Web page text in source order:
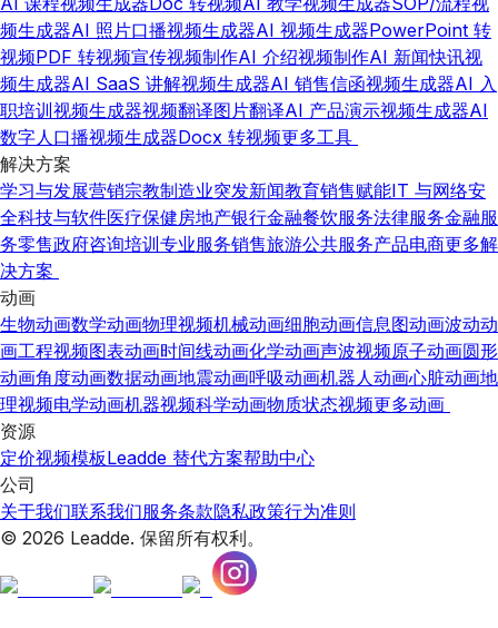
频生成器AI 照片口播视频生成器AI 视频生成器PowerPoint 转
视频PDF 转视频宣传视频制作AI 介绍视频制作AI 新闻快讯视
频生成器AI SaaS 讲解视频生成器AI 销售信函视频生成器AI 入
职培训视频生成器视频翻译图片翻译AI 产品演示视频生成器AI
数字人口播视频生成器Docx 转视频更多工具
解决方案
学习与发展营销宗教制造业突发新闻教育销售赋能IT 与网络安
全科技与软件医疗保健房地产银行金融餐饮服务法律服务金融服
务零售政府咨询培训专业服务销售旅游公共服务产品电商更多解
决方案
动画
生物动画数学动画物理视频机械动画细胞动画信息图动画波动动
画工程视频图表动画时间线动画化学动画声波视频原子动画圆形
动画角度动画数据动画地震动画呼吸动画机器人动画心脏动画地
理视频电学动画机器视频科学动画物质状态视频更多动画
资源
定价视频模板Leadde 替代方案帮助中心
公司
关于我们联系我们服务条款隐私政策行为准则
© 2026 Leadde. 保留所有权利。